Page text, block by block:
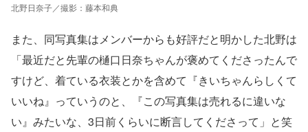
北野日奈子／撮影：藤本和典
また、同写真集はメンバーからも好評だと明かした北野は
「最近だと先輩の樋口日奈ちゃんが褒めてくださったんで
すけど、着ている衣装とかを含めて『きいちゃんらしくて
いいね』っていうのと、『この写真集は売れるに違いな
い』みたいな、3日前くらいに断言してくださって」と笑